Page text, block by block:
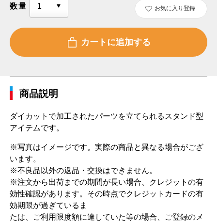
数量 お気に入り登録
商品説明
ダイカットで加工されたパーツを立てられるスタンド型
アイテムです。
※写真はイメージです。実際の商品と異なる場合がござ
います。
※不良品以外の返品・交換はできません。
※注文から出荷までの期間が長い場合、クレジットの有
効性確認があります。その時点でクレジットカードの有
効期限が過ぎているま
たは、ご利用限度額に達していた等の場合、ご登録のメ